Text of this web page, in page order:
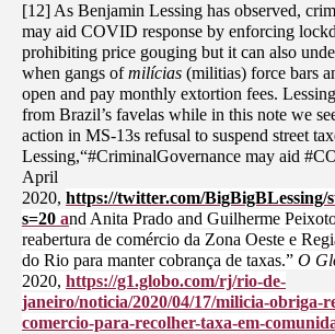
[12] As Benjamin Lessing has observed,
may aid COVID response by enforcing
prohibiting price gouging but it can also
when gangs ofmilícias (militias) force bars
open and pay monthly extortion fees.
from Brazil’s favelas while in this note we
action in MS-13s refusal to suspend street
Lessing,“#CriminalGovernance may aid
April
2020, https://twitter.com/BigBigBLessing/
s=20 and Anita Prado and Guilherme
reabertura de comércio da Zona Oeste e
do Rio para manter cobrança de taxas.” O
2020, https://g1.globo.com/rj/rio-de-
janeiro/noticia/2020/04/17/milicia-obriga-
comercio-para-recolher-taxa-em-